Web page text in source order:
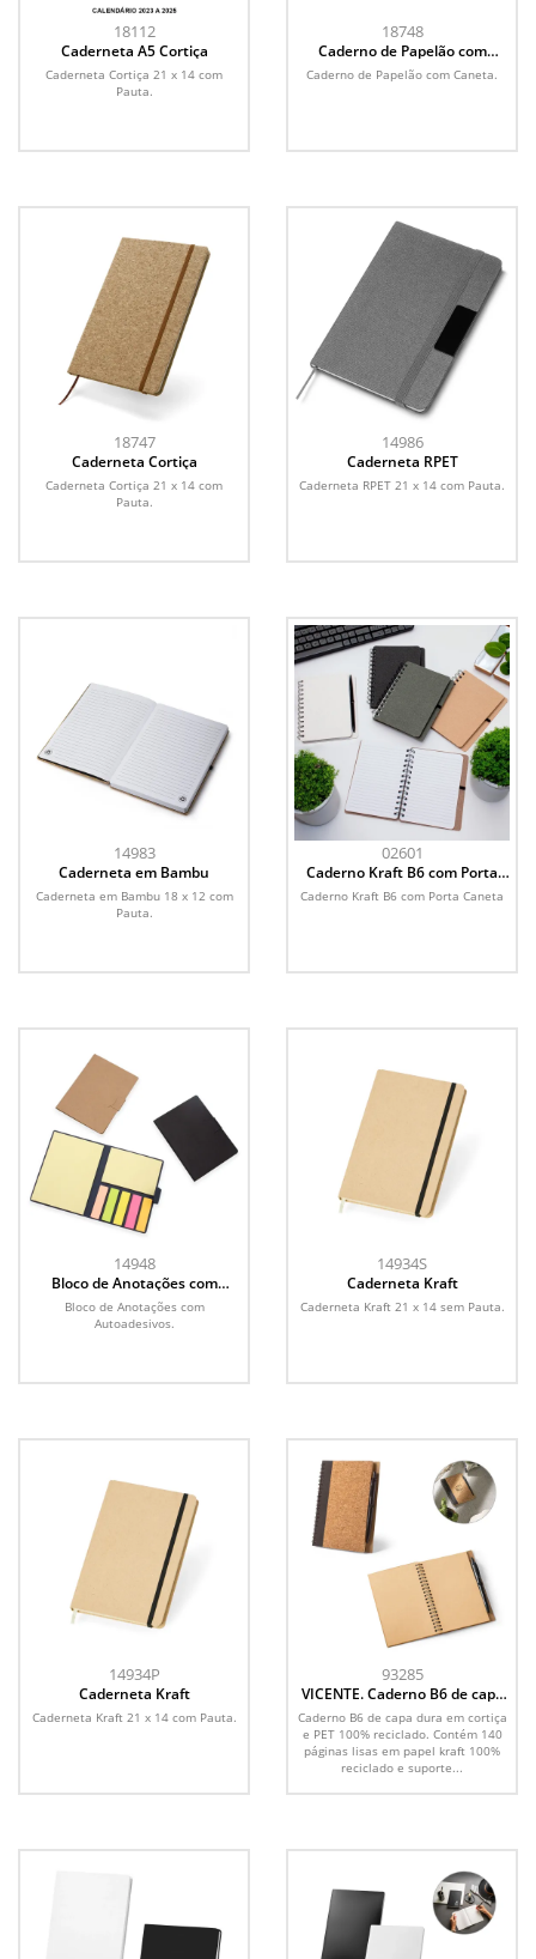
18112
Caderneta A5 Cortiça
Caderneta Cortiça 21 x 14 com
Pauta.
18748
Caderno de Papelão com
Caneta
Caderno de Papelão com Caneta.
18747
Caderneta Cortiça
Caderneta Cortiça 21 x 14 com
Pauta.
14986
Caderneta RPET
Caderneta RPET 21 x 14 com Pauta.
14983
Caderneta em Bambu
Caderneta em Bambu 18 x 12 com
Pauta.
02601
Caderno Kraft B6 com Porta
Caneta
Caderno Kraft B6 com Porta Caneta
14948
Bloco de Anotações com
Autoadesivos
Bloco de Anotações com
Autoadesivos.
14934S
Caderneta Kraft
Caderneta Kraft 21 x 14 sem Pauta.
14934P
Caderneta Kraft
Caderneta Kraft 21 x 14 com Pauta.
93285
VICENTE. Caderno B6 de capa
dura em cortiça e PET 100%
reciclado, com páginas lisas
recicladas
Caderno B6 de capa dura em cortiça
e PET 100% reciclado. Contém 140
páginas lisas em papel kraft 100%
reciclado e suporte...